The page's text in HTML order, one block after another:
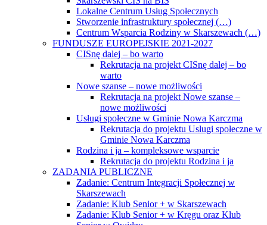
Lokalne Centrum Usług Społecznych
Stworzenie infrastruktury społecznej (…)
Centrum Wsparcia Rodziny w Skarszewach (…)
FUNDUSZE EUROPEJSKIE 2021-2027
CISnę dalej – bo warto
Rekrutacja na projekt CISnę dalej – bo
warto
Nowe szanse – nowe możliwości
Rekrutacja na projekt Nowe szanse –
nowe możliwości
Usługi społeczne w Gminie Nowa Karczma
Rekrutacja do projektu Usługi społeczne w
Gminie Nowa Karczma
Rodzina i ja – kompleksowe wsparcie
Rekrutacja do projektu Rodzina i ja
ZADANIA PUBLICZNE
Zadanie: Centrum Integracji Społecznej w
Skarszewach
Zadanie: Klub Senior + w Skarszewach
Zadanie: Klub Senior + w Kręgu oraz Klub